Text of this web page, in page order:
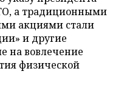
а традиционными
акциями стали
и другие
на вовлечение
физической